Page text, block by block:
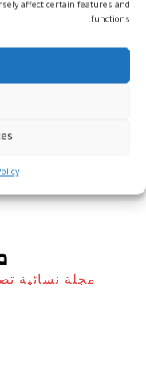
affect certain features and
functions.
تغذية
مجلة نسائية